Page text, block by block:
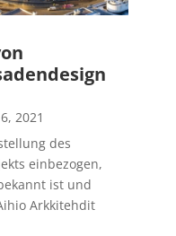
2021
des
einbezogen,
ist und
Arkkitehdit